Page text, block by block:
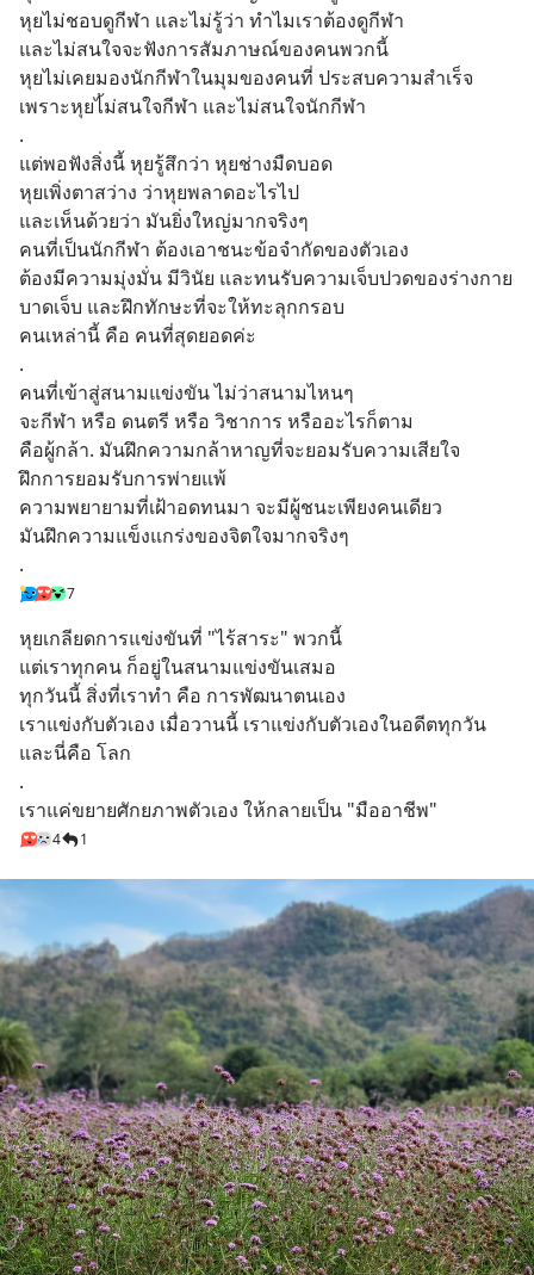
หุยไม่ชอบดูกีฬา และไม่รู้ว่า ทำไมเราต้องดูกีฬา
และไม่สนใจจะฟังการสัมภาษณ์ของคนพวกนี้
หุยไม่เคยมองนักกีฬาในมุมของคนที่ ประสบความสำเร็จ
เพราะหุยไ้ม่สนใจกีฬา และไม่สนใจนักกีฬา
.
แต่พอฟังสิ่งนี้ หุยรู้สึกว่า หุยช่างมืดบอด
หุยเพิ่งตาสว่าง ว่าหุยพลาดอะไรไป
และเห็นด้วยว่า มันยิ่งใหญ่มากจริงๆ
คนที่เป็นนักกีฬา ต้องเอาชนะข้อจำกัดของตัวเอง
ต้องมีความมุ่งมั่น มีวินัย และทนรับความเจ็บปวดของร่างกาย
บาดเจ็บ และฝึกทักษะที่จะให้ทะลุกกรอบ
คนเหล่านี้ คือ คนที่สุดยอดค่ะ
.
คนที่เข้าสู่สนามแข่งขัน ไม่ว่าสนามไหนๆ
จะกีฬา หรือ ดนตรี หรือ วิชาการ หรืออะไรก็ตาม
คือผู้กล้า. มันฝึกความกล้าหาญที่จะยอมรับความเสียใจ
ฝึกการยอมรับการพ่ายแพ้
ความพยายามที่เฝ้าอดทนมา จะมีผู้ชนะเพียงคนเดียว
มันฝึกความแข็งแกร่งของจิตใจมากจริงๆ
.
7
หุยเกลียดการแข่งขันที่ "ไร้สาระ" พวกนี้
แต่เราทุกคน ก็อยู่ในสนามแข่งขันเสมอ
ทุกวันนี้ สิ่งที่เราทำ คือ การพัฒนาตนเอง
เราแข่งกับตัวเอง เมื่อวานนี้ เราแข่งกับตัวเองในอดีตทุกวัน
และนี่คือ โลก
.
เราแค่ขยายศักยภาพตัวเอง ให้กลายเป็น "มืออาชีพ"
4 1